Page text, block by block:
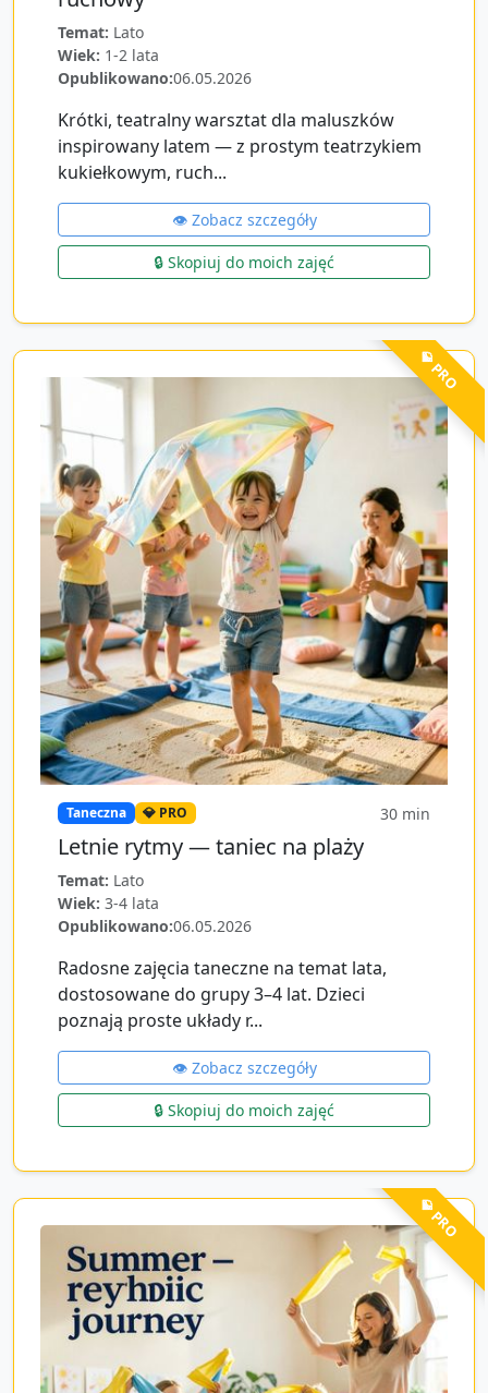
Temat: Lato
Wiek: 1-2 lata
Opublikowano:06.05.2026
Krótki, teatralny warsztat dla maluszków
inspirowany latem — z prostym teatrzykiem
kukiełkowym, ruch...
👁️ Zobacz szczegóły
🔒 Skopiuj do moich zajęć
💎 PRO
Taneczna 💎 PRO 30 min
Letnie rytmy — taniec na plaży
Temat: Lato
Wiek: 3-4 lata
Opublikowano:06.05.2026
Radosne zajęcia taneczne na temat lata,
dostosowane do grupy 3–4 lat. Dzieci
poznają proste układy r...
👁️ Zobacz szczegóły
🔒 Skopiuj do moich zajęć
💎 PRO